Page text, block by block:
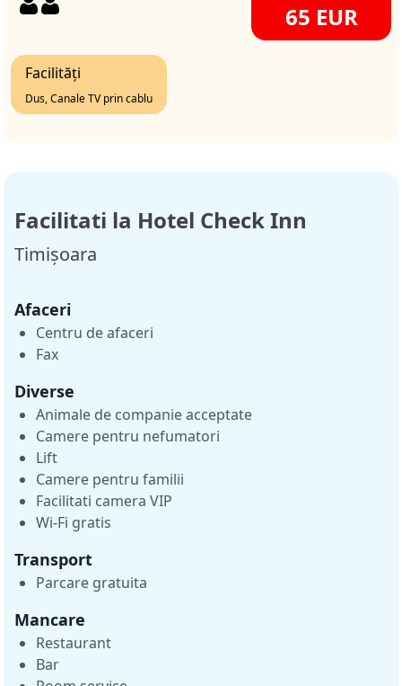
65 EUR
Facilități
Dus, Canale TV prin cablu
Facilitati la Hotel Check Inn
Timișoara
Afaceri
Centru de afaceri
Fax
Diverse
Animale de companie acceptate
Camere pentru nefumatori
Lift
Camere pentru familii
Facilitati camera VIP
Wi-Fi gratis
Transport
Parcare gratuita
Mancare
Restaurant
Bar